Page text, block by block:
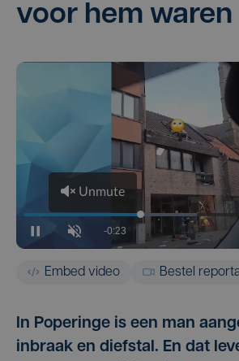
voor hem waren
Embed video Bestel
In Poperinge is een man
inbraak en diefstal. En dat